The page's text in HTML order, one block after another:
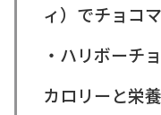
ィ）でチョコ
・ハリボーチ
カロリーと栄